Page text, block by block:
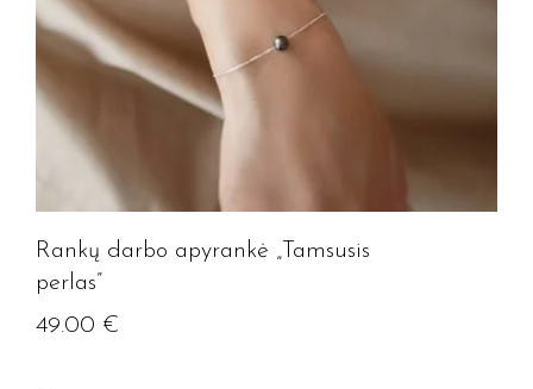
Rankų darbo apyrankė „Tamsusis
perlas”
49.00 €